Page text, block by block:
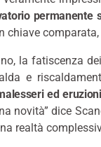
permanente
chiave
la fatiscenza
e
ed
novità” dice
realtà